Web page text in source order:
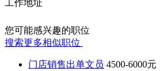
工作地址
您可能感兴趣的职位
搜索更多相似职位
门店销售出单文员 4500-6000元